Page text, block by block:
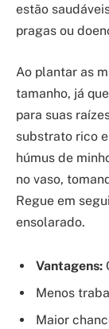
estão
pragas ou
Ao plantar as
tamanho, já
para suas
substrato rico
húmus de
no vaso,
Regue em
ensolarado.
Vantagens:
Menos
Maior